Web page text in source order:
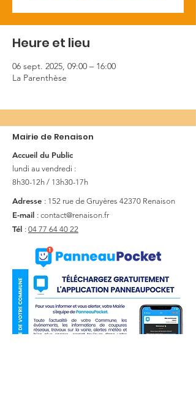
Heure et lieu
06 sept. 2025, 09:00 – 16:00
La Parenthèse
Mairie de Renaison
Accueil du Public
lundi au vendredi :
8h30-12h / 13h30-17h
Adresse : 152 rue de Gruyères 42370 Renaison
E-mail : contact@renaison.fr
Tél : 04 77 64 40 22